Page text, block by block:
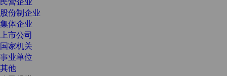
股份制企业
集体企业
上市公司
国家机关
事业单位
其他